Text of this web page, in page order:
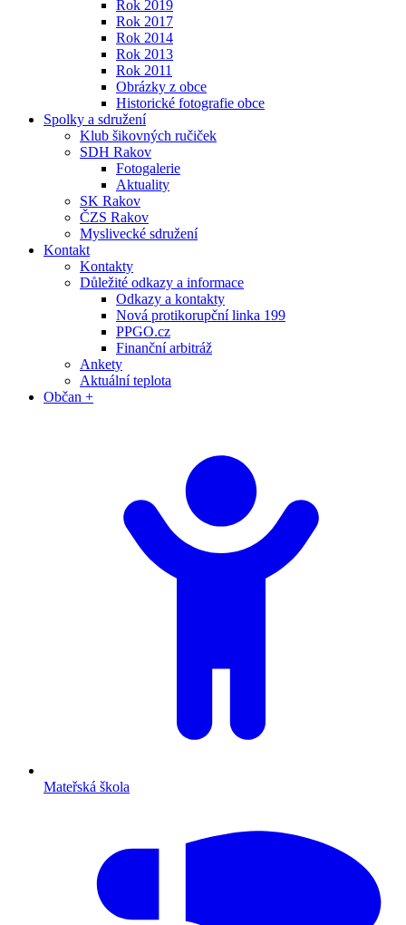
Rok 2019
Rok 2017
Rok 2014
Rok 2013
Rok 2011
Obrázky z obce
Historické fotografie obce
Spolky a sdružení
Klub šikovných ručiček
SDH Rakov
Fotogalerie
Aktuality
SK Rakov
ČZS Rakov
Myslivecké sdružení
Kontakt
Kontakty
Důležité odkazy a informace
Odkazy a kontakty
Nová protikorupční linka 199
PPGO.cz
Finanční arbitráž
Ankety
Aktuální teplota
Občan +
Mateřská škola